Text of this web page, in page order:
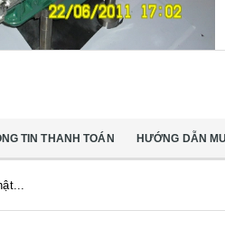
TIN THANH TOÁN HƯỚNG DẪN